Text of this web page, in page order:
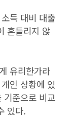
득 대비 대출
흔들리지 않
유리한가라
인 상황에 있
기준으로 비교
있다.